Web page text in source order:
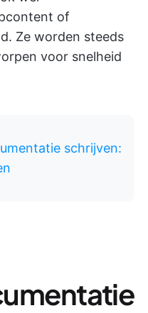
of
Ze worden steeds
voor snelheid
schrijven: